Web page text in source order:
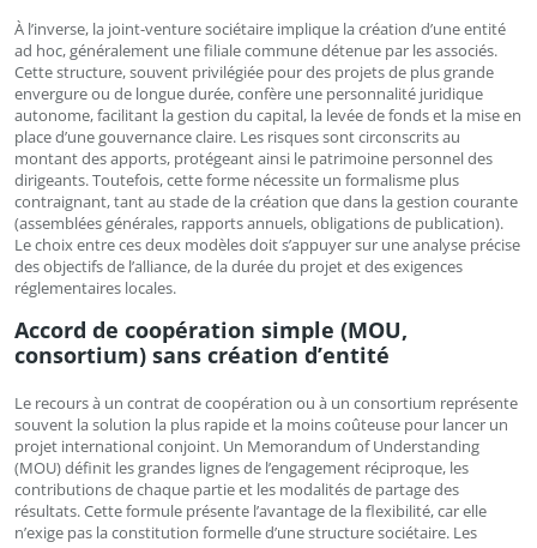
À l’inverse, la joint-venture sociétaire implique la création d’une entité
ad hoc, généralement une filiale commune détenue par les associés.
Cette structure, souvent privilégiée pour des projets de plus grande
envergure ou de longue durée, confère une personnalité juridique
autonome, facilitant la gestion du capital, la levée de fonds et la mise en
place d’une gouvernance claire. Les risques sont circonscrits au
montant des apports, protégeant ainsi le patrimoine personnel des
dirigeants. Toutefois, cette forme nécessite un formalisme plus
contraignant, tant au stade de la création que dans la gestion courante
(assemblées générales, rapports annuels, obligations de publication).
Le choix entre ces deux modèles doit s’appuyer sur une analyse précise
des objectifs de l’alliance, de la durée du projet et des exigences
réglementaires locales.
Accord de coopération simple (MOU,
consortium) sans création d’entité
Le recours à un contrat de coopération ou à un consortium représente
souvent la solution la plus rapide et la moins coûteuse pour lancer un
projet international conjoint. Un Memorandum of Understanding
(MOU) définit les grandes lignes de l’engagement réciproque, les
contributions de chaque partie et les modalités de partage des
résultats. Cette formule présente l’avantage de la flexibilité, car elle
n’exige pas la constitution formelle d’une structure sociétaire. Les